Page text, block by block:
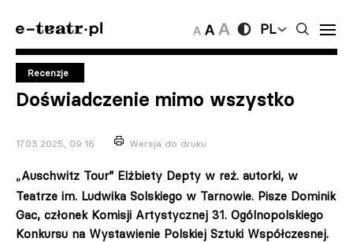
PL
Recenzje
Doświadczenie mimo wszystko
17.03.2025, 09:16 Wersja do druku
„Auschwitz Tour” Elżbiety Depty w reż. autorki, w
Teatrze im. Ludwika Solskiego w Tarnowie. Pisze Dominik
Gac, członek Komisji Artystycznej 31. Ogólnopolskiego
Konkursu na Wystawienie Polskiej Sztuki Współczesnej.